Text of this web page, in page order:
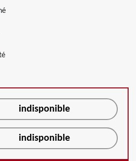
indisponible
indisponible